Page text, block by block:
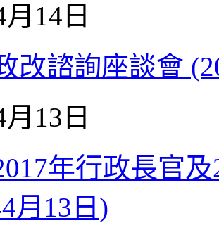
14日
改諮詢座談會
13日
年行政長官
月13日)